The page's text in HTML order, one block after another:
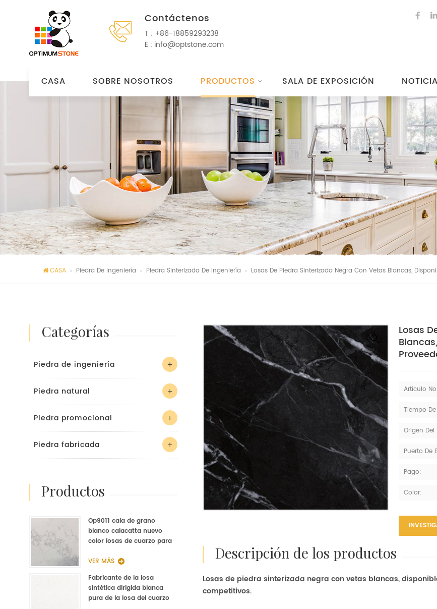
Contáctenos
T : +86-18859293238
E : info@optstone.com
CASA SOBRE NOSOTROS PRODUCTOS SALA DE EXPOSICIÓN
CASA Piedra De Ingeniería Piedra Sinterizada De Ingeniería Losas De Piedra Sinterizada Negra Con Vetas Blancas,
Losas
Artículo
Tiempo
Origen
Puerto De
Pago:
Color:
descripción de los productos
Losas de piedra sinterizada negra con vetas blancas,
competitivos.
categorías
Piedra de ingeniería
Piedra natural
Piedra promocional
Piedra fabricada
productos
Op9011 cala de grano
blanco calacatta nuevo
color losas de cuarzo para
cuarzo
VER MÁS
Fabricante de la losa
sintética dirigida blanca
pura de la losa del cuarzo